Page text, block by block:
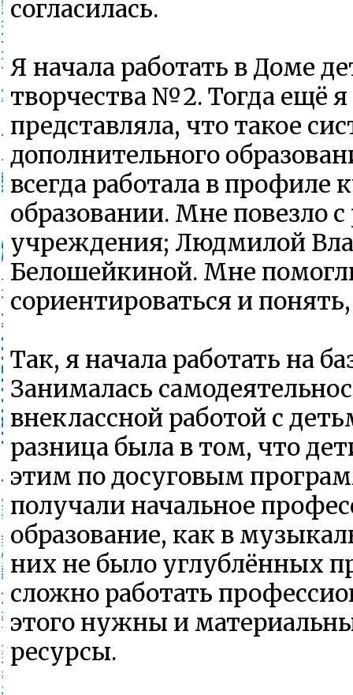
согласилась.
Я начала работать в Доме
творчества №2. Тогда ещё я
представляла, что такое
дополнительного
всегда работала в профиле
образовании. Мне повезло
учреждения; Людмилой
Белошейкиной. Мне
сориентироваться и
Так, я начала работать на
Занималась
внеклассной работой с
разница была в том, что
этим по досуговым
получали начальное
образование, как в
них не было углублённых
сложно работать
этого нужны и
ресурсы.